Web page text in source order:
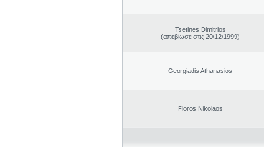
Tsetines Dimitrios
(απεβίωσε στις 20/12/1999)
Georgiadis Athanasios
Floros Nikolaos